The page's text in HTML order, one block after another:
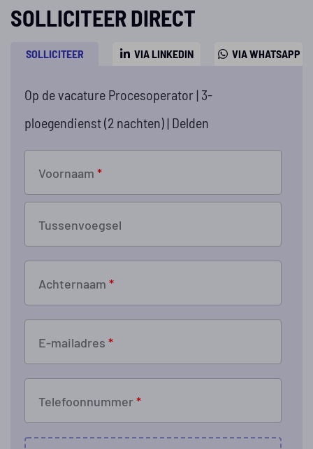
SOLLICITEER DIRECT
SOLLICITEER VIA LINKEDIN VIA WHATSAPP
Op de vacature Procesoperator | 3-
ploegendienst (2 nachten) | Delden
Voornaam *
Tussenvoegsel
Achternaam *
E-mailadres *
Telefoonnummer*